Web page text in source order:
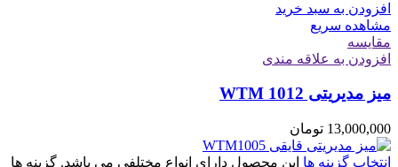
افزودن به سبد خرید
مشاهده سریع
مقایسه
افزودن به علاقه مندی
میز مدیریتی WTM 1012
13,000,000 تومان
انتخاب گزینه ها این محصول دارای انواع مختلفی می باشد. گزینه ها